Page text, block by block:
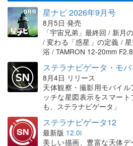
星ナビ 2026年9月号
8月5日 発売
「宇宙兄弟」最終回 / 新月
/ 変わる「惑星」の定義 /
浴 / TAMRON 12-20mm
ステラナビゲータ・モ
8月4日 リリース
天体観察・撮影用モバイ
ッチな星図表示をスマー
も、ステラナビゲータ」
ステラナビゲータ12
最新版 12.0i
美しい描画、豊富な天体